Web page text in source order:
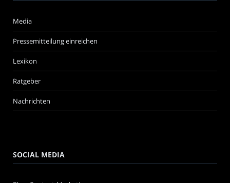
Media
Pressemitteilung einreichen
Lexikon
Ratgeber
Nachrichten
SOCIAL MEDIA